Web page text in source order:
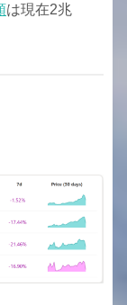
は現在2兆